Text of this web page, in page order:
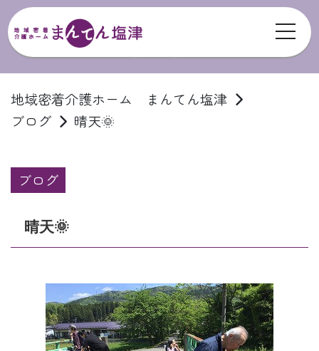
地域密着介護ホーム まんてん塩津
ブログ
晴天🌞
ブログ
晴天🌞